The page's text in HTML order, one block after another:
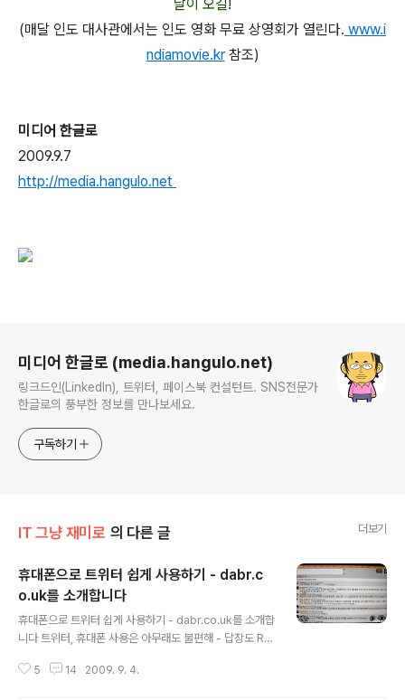
날이 오길!
(매달 인도 대사관에서는 인도 영화 무료 상영회가 열린다. www.i
ndiamovie.kr참조)
미디어 한글로
2009.9.7
http://media.hangulo.net
미디어 한글로 (media.hangulo.net)
링크드인(LinkedIn), 트위터, 페이스북 컨설턴트. SNS전문가
한글로의 풍부한 정보를 만나보세요.
구독하기
IT 그냥 재미로 의 다른 글 더보기
휴대폰으로 트위터 쉽게 사용하기 - dabr.c
o.uk를 소개합니다
휴대폰으로 트위터 쉽게 사용하기 - dabr.co.uk를 소개합
니다 트위터, 휴대폰 사용은 아무래도 불편해 - 답장도 RT
트위터 접속하기 저번 글에서 소개한대로, 나는 트위터를
5 14 2009. 9. 4.